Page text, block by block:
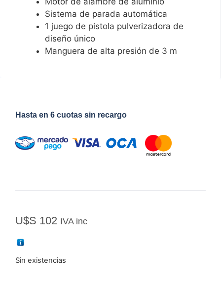
Sistema de parada automática
1 juego de pistola pulverizadora de
diseño único
Manguera de alta presión de 3 m
Hasta en 6 cuotas sin recargo
U$S 102 IVA inc
Sin existencias